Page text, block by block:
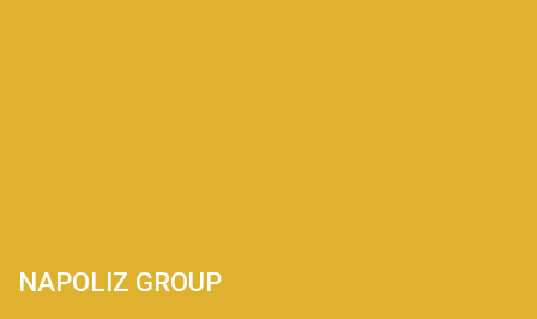
NAPOLIZ GROUP